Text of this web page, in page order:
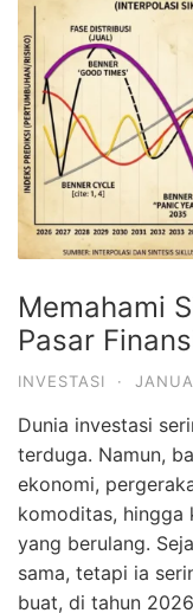
Memahami
Pasar
INVESTASI ·
Dunia investasi
terduga. Namun,
ekonomi,
komoditas, hingga
yang berulang.
sama, tetapi ia
buat, di tahun